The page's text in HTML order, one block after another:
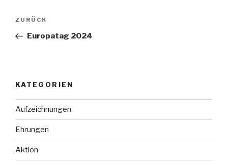
Beitragsnavigation
Vorheriger
Beitrag
ZURÜCK
Europatag 2024
KATEGORIEN
Aufzeichnungen
Ehrungen
Aktion